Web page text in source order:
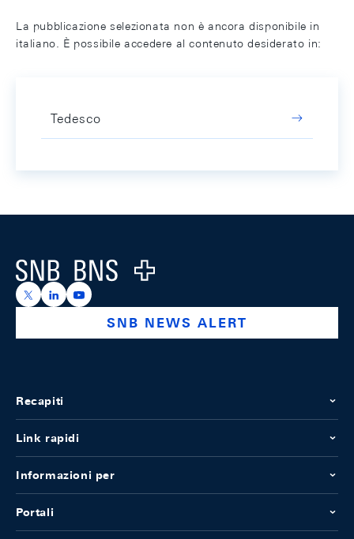
La pubblicazione selezionata non è ancora disponibile in
italiano. È possibile accedere al contenuto desiderato in:
Tedesco
Logo
https://x.com/snb_bns
https://ch.linkedin.com/company/swiss-national-
https://www.youtube.com/@swissnationalbank
SNB NEWS ALERT
Recapiti
Link rapidi
Informazioni per
Portali